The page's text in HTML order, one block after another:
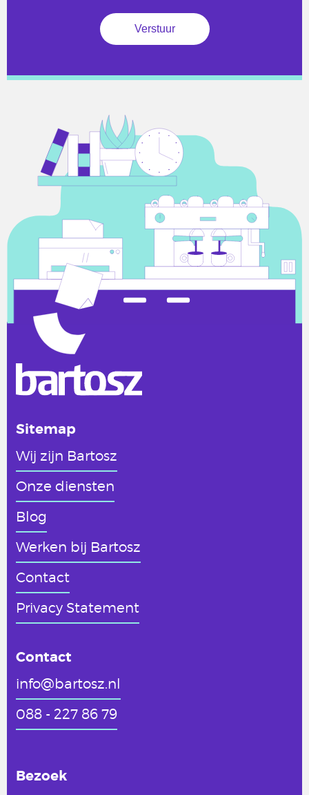
Sitemap
Wij zijn Bartosz
Onze diensten
Blog
Werken bij Bartosz
Contact
Privacy Statement
Contact
info@bartosz.nl
088 - 227 86 79
Bezoek